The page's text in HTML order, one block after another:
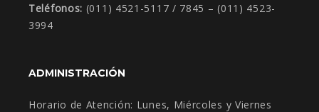
Teléfonos: (011) 4521-5117 / 7845 – (011) 4523-
3994
ADMINISTRACIÓN
Horario de Atención: Lunes, Miércoles y Viernes